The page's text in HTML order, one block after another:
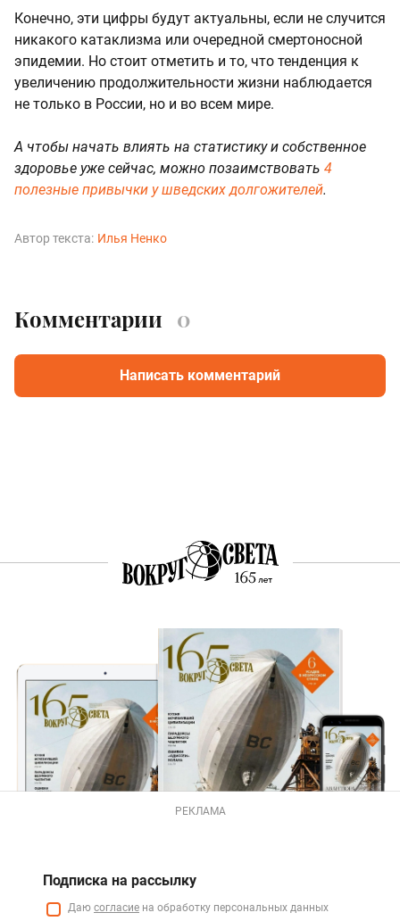
Конечно, эти цифры будут актуальны, если не случится
никакого катаклизма или очередной смертоносной
эпидемии. Но стоит отметить и то, что тенденция к
увеличению продолжительности жизни наблюдается
не только в России, но и во всем мире.
А чтобы начать влиять на статистику и собственное
здоровье уже сейчас, можно позаимствовать 4
полезные привычки у шведских долгожителей.
Автор текста: Илья Ненко
Комментарии 0
Написать комментарий
РЕКЛАМА
Подписка на рассылку
Даю согласие на обработку персональных данных